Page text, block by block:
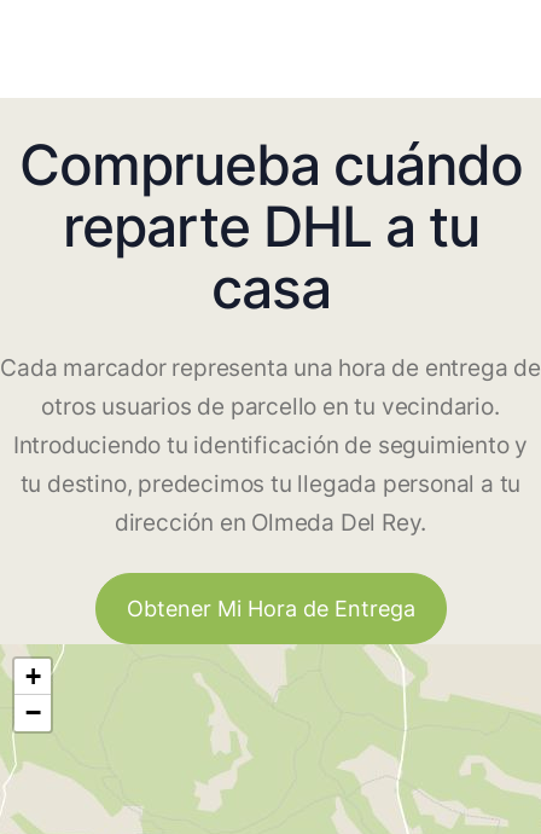
Comprueba cuándo
reparte DHL a tu
casa
Cada marcador representa una hora de entrega de
otros usuarios de parcello en tu vecindario.
Introduciendo tu identificación de seguimiento y
tu destino, predecimos tu llegada personal a tu
dirección en Olmeda Del Rey.
Obtener Mi Hora de Entrega
+
−